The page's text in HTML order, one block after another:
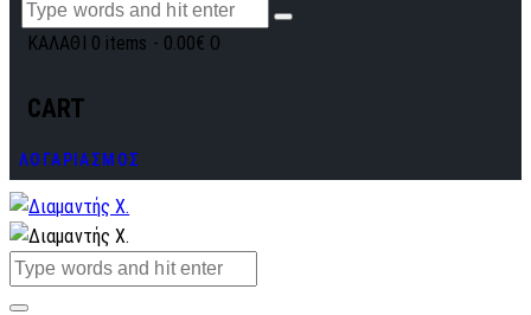
ΚΑΛΑΘΙ 0 items - 0.00€ 0
CART
ΛΟΓΑΡΙΑΣΜΟΣ